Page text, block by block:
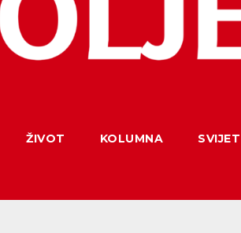
ŽIVOT KOLUMNA SVIJET